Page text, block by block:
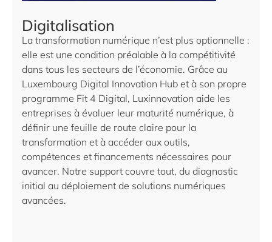
Digitalisation
La transformation numérique n’est plus optionnelle :
elle est une condition préalable à la compétitivité
dans tous les secteurs de l’économie. Grâce au
Luxembourg Digital Innovation Hub et à son propre
programme Fit 4 Digital, Luxinnovation aide les
entreprises à évaluer leur maturité numérique, à
définir une feuille de route claire pour la
transformation et à accéder aux outils,
compétences et financements nécessaires pour
avancer. Notre support couvre tout, du diagnostic
initial au déploiement de solutions numériques
avancées.